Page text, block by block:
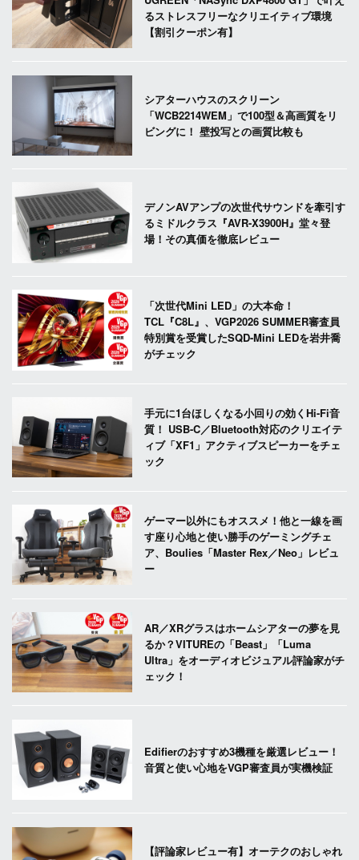
るストレスフリーなクリエイティブ環境
【割引クーポン有】
シアターハウスのスクリーン
「WCB2214WEM」で100型＆高画質をリ
ビングに！ 壁投写との画質比較も
デノンAVアンプの次世代サウンドを牽引す
るミドルクラス『AVR-X3900H』堂々登
場！その真価を徹底レビュー
「次世代Mini LED」の大本命！
TCL『C8L』、VGP2026 SUMMER審査員
特別賞を受賞したSQD-Mini LEDを岩井喬
がチェック
手元に1台ほしくなる小回りの効くHi-Fi音
質！ USB-C／Bluetooth対応のクリエイテ
ィブ「XF1」アクティブスピーカーをチェ
ック
ゲーマー以外にもオススメ！他と一線を画
す座り心地と使い勝手のゲーミングチェ
ア、Boulies「Master Rex／Neo」レビュ
ー
AR／XRグラスはホームシアターの夢を見
るか？VITUREの「Beast」「Luma
Ultra」をオーディオビジュアル評論家がチ
ェック！
Edifierのおすすめ3機種を厳選レビュー！
音質と使い心地をVGP審査員が実機検証
【評論家レビュー有】オーテクのおしゃれ